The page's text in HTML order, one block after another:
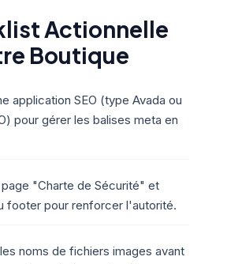
Actionnelle
Boutique
application SEO (type Avada ou
pour gérer les balises meta en
"Charte de Sécurité" et
footer pour renforcer l'autorité.
noms de fichiers images avant